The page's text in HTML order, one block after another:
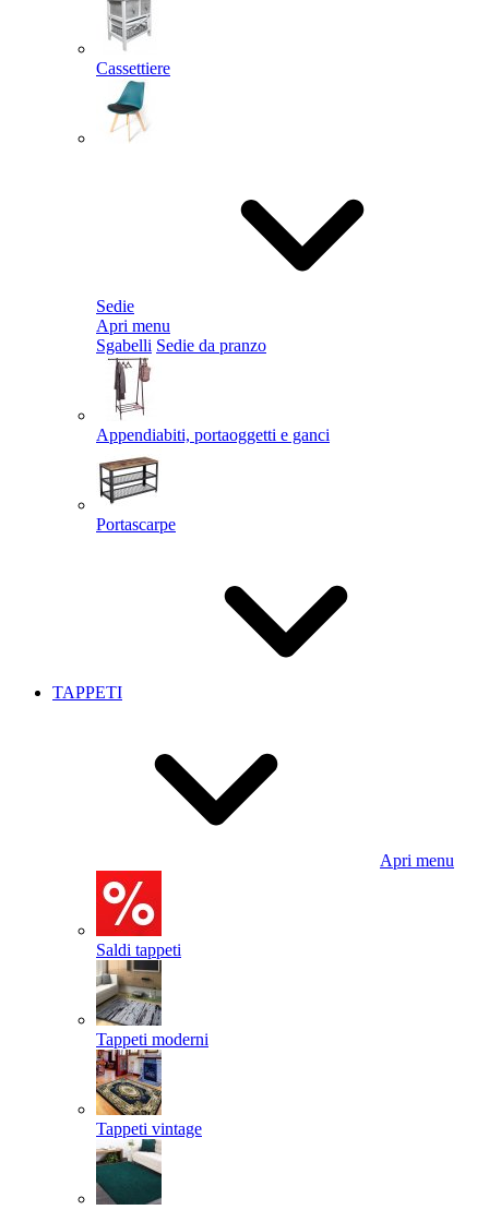
Cassettiere
Sedie
Apri menu
Sgabelli Sedie da pranzo
Appendiabiti, portaoggetti e ganci
Portascarpe
TAPPETI
Apri menu
Saldi tappeti
Tappeti moderni
Tappeti vintage